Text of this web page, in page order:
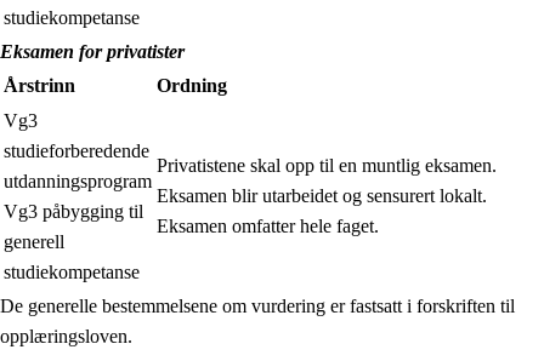
studiekompetanse
Eksamen for privatister
Årstrinn
Ordning
Vg3
studieforberedende
utdanningsprogram
Vg3 påbygging til
generell
studiekompetanse
Privatistene skal opp til en muntlig eksamen.
Eksamen blir utarbeidet og sensurert lokalt.
Eksamen omfatter hele faget.
De generelle bestemmelsene om vurdering er fastsatt i forskriften til
opplæringsloven.